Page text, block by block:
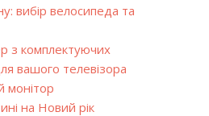
вибір велосипеда та
з комплектуючих
вашого телевізора
монітор
на Новий рік